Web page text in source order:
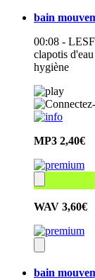
bain
00:08 -
clapotis
hygiène
MP3 2,40€
WAV 3,60€
bain